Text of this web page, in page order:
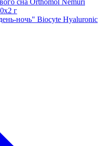
г
ночь" Biocyte Hyaluronic